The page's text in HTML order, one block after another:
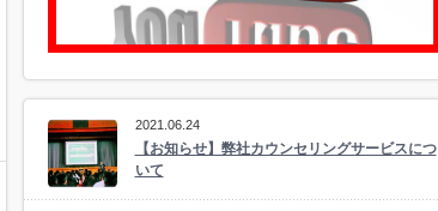
2021.06.24
【お知らせ】弊社カウンセリングサービスにつ
いて